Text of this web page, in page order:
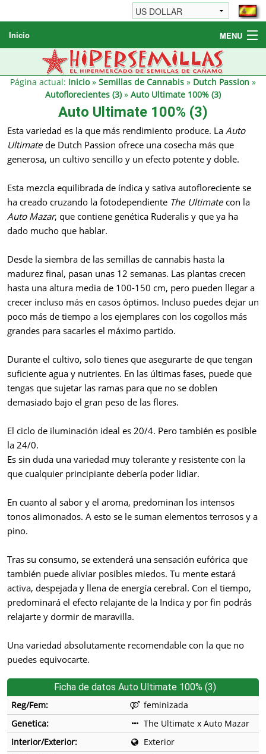
Inicio MENU
Semillas de cannabis
Otros productos
Revendedores
Página actual: Inicio» Semillas de Cannabis » Dutch Passion »
Autoflorecientes (3)» Auto Ultimate 100% (3)
Auto Ultimate 100% (3)
Esta variedad es la que más rendimiento produce. La Auto
Ultimate de Dutch Passion ofrece una cosecha más que
generosa, un cultivo sencillo y un efecto potente y doble.
Esta mezcla equilibrada de índica y sativa autofloreciente se
ha creado cruzando la fotodependiente The Ultimate con la
Auto Mazar, que contiene genética Ruderalis y que ya ha
dado mucho que hablar.
Desde la siembra de las semillas de cannabis hasta la
madurez final, pasan unas 12 semanas. Las plantas crecen
hasta una altura media de 100-150 cm, pero pueden llegar a
crecer incluso más en casos óptimos. Incluso puedes dejar un
poco más de tiempo a los ejemplares con los cogollos más
grandes para sacarles el máximo partido.
Durante el cultivo, solo tienes que asegurarte de que tengan
suficiente agua y nutrientes. En las últimas fases, puede que
tengas que sujetar las ramas para que no se doblen
demasiado bajo el gran peso de las flores.
El ciclo de iluminación ideal es 20/4. Pero también es posible
la 24/0.
Es sin duda una variedad muy tolerante y resistente con la
que cualquier principiante debería poder lidiar.
En cuanto al sabor y el aroma, predominan los intensos
tonos alimonados. A esto se le suman elementos terrosos y a
pino.
Tras su consumo, se extenderá una sensación eufórica que
también puede aliviar posibles miedos. Tu mente estará
activa, despejada y llena de energía cerebral. Con el tiempo,
predominará el efecto relajante de la Indica y por fin podrás
relajarte y dormir de maravilla.
Una variedad absolutamente recomendable con la que no
puedes equivocarte.
Ficha de datos Auto Ultimate 100% (3)
Reg/Fem:
feminizada
Genetica:
The Ultimate x Auto Mazar
Interior/Exterior:
Exterior